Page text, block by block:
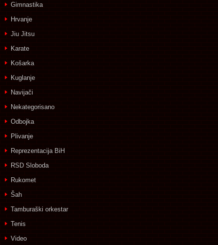
Gimnastika
Hrvanje
Jiu Jitsu
Karate
Košarka
Kuglanje
Navijači
Nekategorisano
Odbojka
Plivanje
Reprezentacija BiH
RSD Sloboda
Rukomet
Šah
Tamburaški orkestar
Tenis
Video